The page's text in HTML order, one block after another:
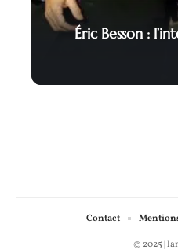
Éric Besson :
© 2025 |
Contact